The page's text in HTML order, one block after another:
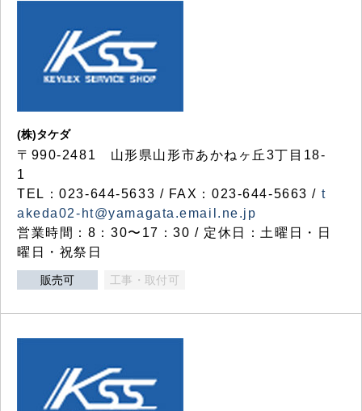
(株)タケダ
〒990-2481 山形県山形市あかねヶ丘3丁目18-
1
TEL：023-644-5633 / FAX：023-644-5663 / t
akeda02-ht@yamagata.email.ne.jp
営業時間：8：30〜17：30 / 定休日：土曜日・日
曜日・祝祭日
販売可 工事・取付可